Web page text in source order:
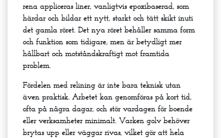
rena appliceras liner, vanligtvis epoxibaserad, som
härdar och bildar ett nytt, starkt och tätt skikt inuti
det gamla röret. Det nya röret behåller samma form
och funktion som tidigare, men är betydligt mer
hållbart och motståndskraftigt mot framtida
problem.
Fördelen med relining är inte bara teknisk utan
även praktisk. Arbetet kan genomföras på kort tid,
ofta på några dagar, och stör vardagen för boende
eller verksamheter minimalt. Varken golv behöver
brytas upp eller väggar rivas, vilket gör att hela